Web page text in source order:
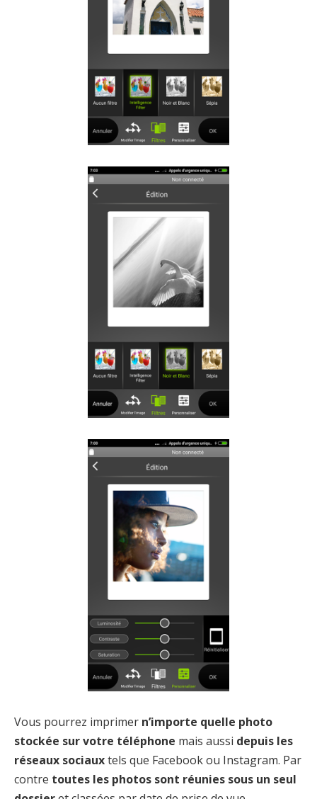
Vous pourrez imprimer n’importe quelle photo
stockée sur votre téléphone mais aussi depuis les
réseaux sociauxtels que Facebook ou Instagram. Par
contre toutes les photos sont réunies sous un seul